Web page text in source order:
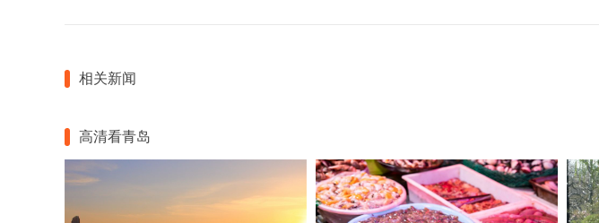
相关新闻
高清看青岛